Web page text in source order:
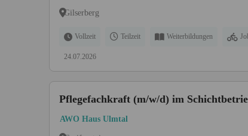
Gilserberg
Vollzeit Teilzeit Weiterbildungen
24.07.2026
Pflegefachkraft (m/w/d) im
AWO Haus Ulmtal